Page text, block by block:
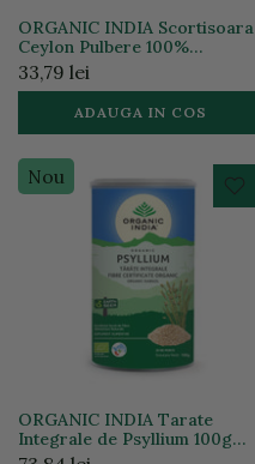
ORGANIC INDIA Scortisoara
Ceylon Pulbere 100%
Certificata Organic Fara
Gluten 100g *BIO
33,79 lei
ADAUGA IN COS
Nou
ORGANIC INDIA Tarate
Integrale de Psyllium 100g
*BIO